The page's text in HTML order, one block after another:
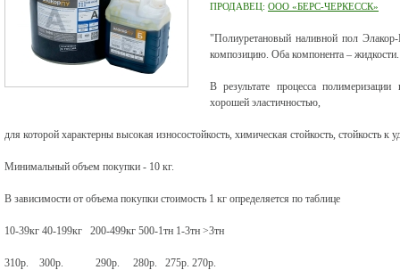
ПРОДАВЕЦ: ООО «БЕРС-ЧЕРКЕССК»
"Полиуретановый наливной пол
композицию. Оба компонента – жидкости.
В результате процесса
хорошей эластичностью,
для которой характерны высокая износостойкость, химическая стойкость, стойкость к
Минимальный объем покупки - 10 кг.
В зависимости от объема покупки стоимость 1 кг определяется по таблице
10-39кг 40-199кг 200-499кг 500-1тн 1-3тн >3тн
310р. 300р. 290р. 280р. 275р. 270р.